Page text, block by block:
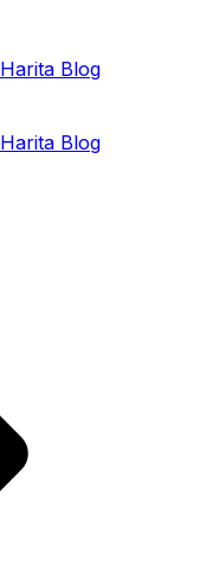
Harita Blog
Harita Blog